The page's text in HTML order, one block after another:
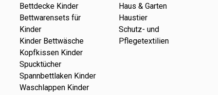
Bettdecke Kinder
Bettwarensets für
Kinder
Kinder Bettwäsche
Kopfkissen Kinder
Spucktücher
Spannbettlaken Kinder
Waschlappen Kinder
Haus & Garten
Haustier
Schutz- und
Pflegetextilien